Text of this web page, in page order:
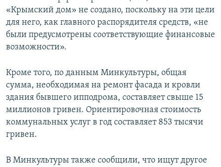
«Крымский дом» не создано, поскольку на эти цели
для него, как главного распорядителя средств, «не
были предусмотрены соответствующие финансовые
возможности».
Кроме того, по данным Минкультуры, общая
сумма, необходимая на ремонт фасада и кровли
здания бывшего ипподрома, составляет свыше 15
миллионов гривен. Ориентировочная стоимость
коммунальных услуг в год составляет 853 тысячи
гривен.
В Минкультуры также сообщили, что ищут другое